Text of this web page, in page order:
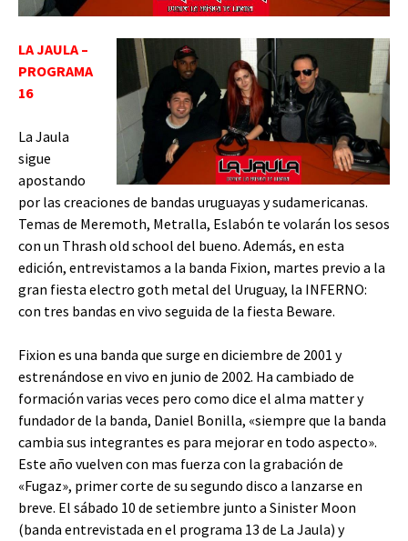
LA JAULA –
PROGRAMA
16
La Jaula
sigue
apostando
por las creaciones de bandas uruguayas y sudamericanas.
Temas de Meremoth, Metralla, Eslabón te volarán los sesos
con un Thrash old school del bueno. Además, en esta
edición, entrevistamos a la banda Fixion, martes previo a la
gran fiesta electro goth metal del Uruguay, la INFERNO:
con tres bandas en vivo seguida de la fiesta Beware.
Fixion es una banda que surge en diciembre de 2001 y
estrenándose en vivo en junio de 2002. Ha cambiado de
formación varias veces pero como dice el alma matter y
fundador de la banda, Daniel Bonilla, «siempre que la banda
cambia sus integrantes es para mejorar en todo aspecto».
Este año vuelven con mas fuerza con la grabación de
«Fugaz», primer corte de su segundo disco a lanzarse en
breve. El sábado 10 de setiembre junto a Sinister Moon
(banda entrevistada en el programa 13 de La Jaula) y